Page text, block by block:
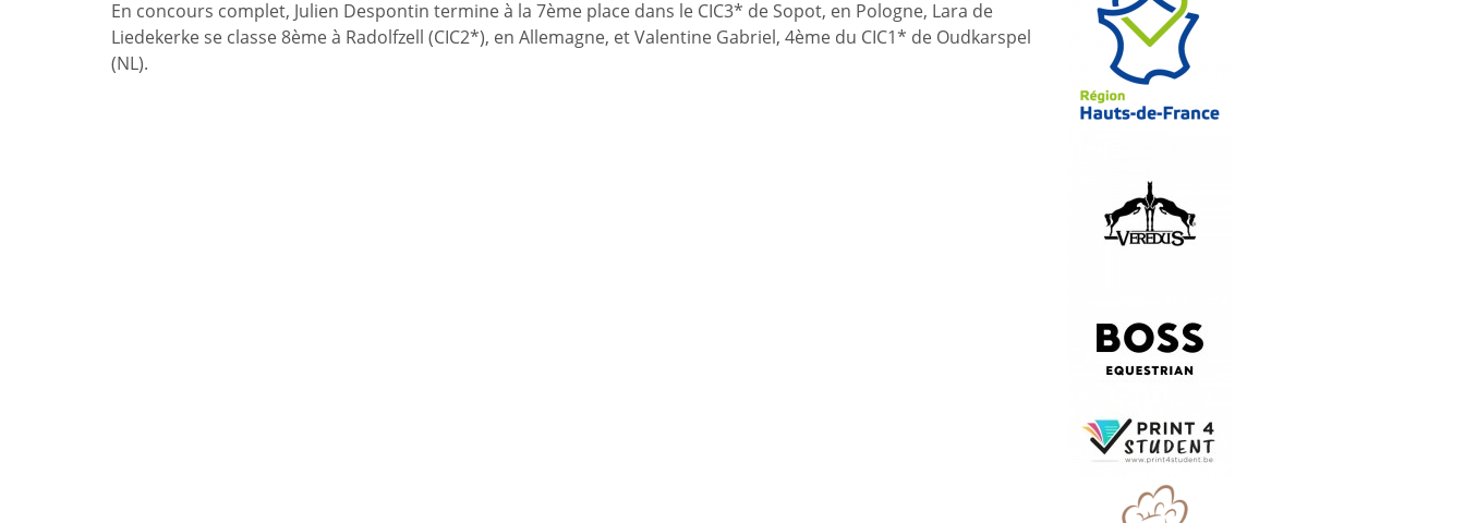
En concours complet, Julien Despontin termine à la 7ème place dans le CIC3* de Sopot, en Pologne, Lara de
Liedekerke se classe 8ème à Radolfzell (CIC2*), en Allemagne, et Valentine Gabriel, 4ème du CIC1* de Oudkarspel
(NL).